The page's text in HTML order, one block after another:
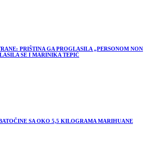
PRIŠTINA GA PROGLASILA „PERSONOM NON
SE I MARINIKA TEPIĆ
SA OKO 5,5 KILOGRAMA MARIHUANE